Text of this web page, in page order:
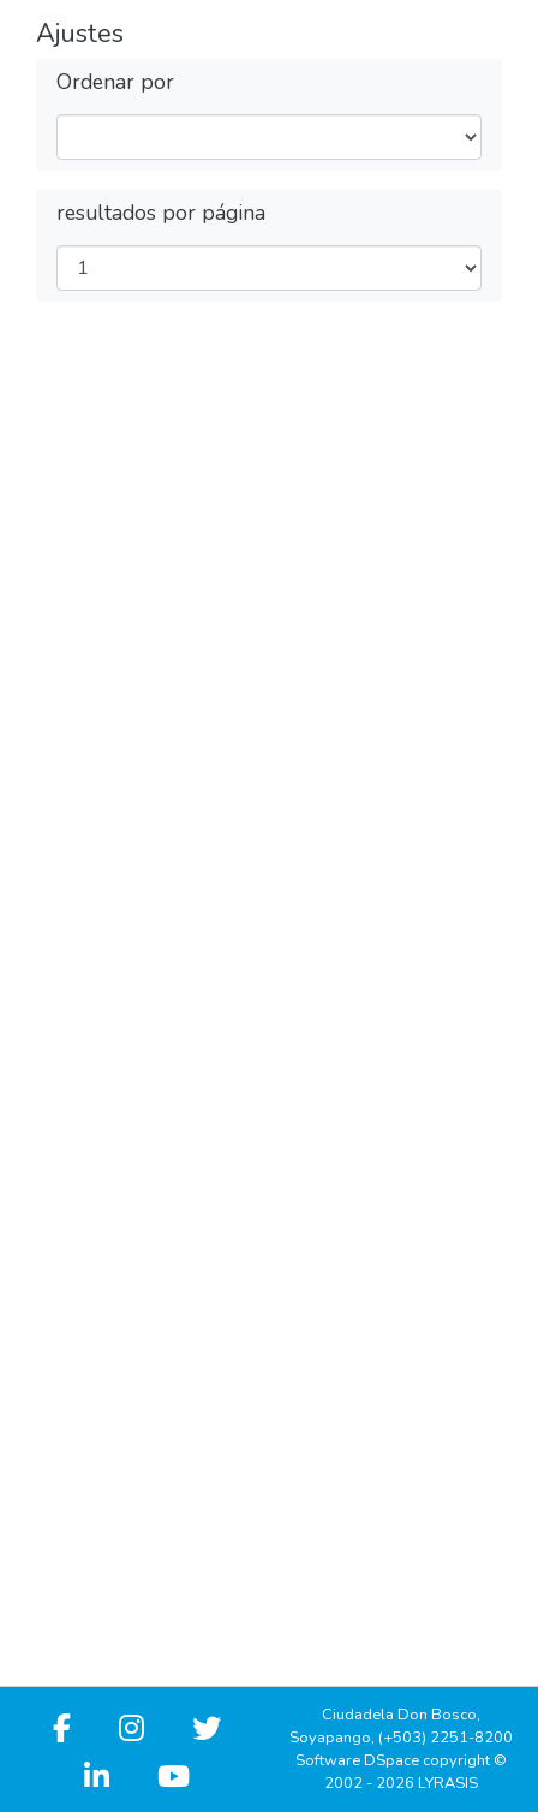
Ajustes
Ordenar por
resultados por página
Ciudadela Don Bosco,
Soyapango, (+503) 2251-8200
Software DSpace copyright ©
2002 - 2026 LYRASIS